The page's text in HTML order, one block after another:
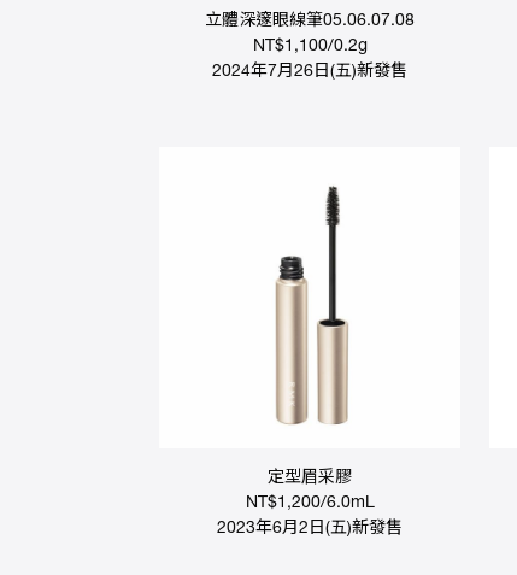
立體深邃眼線筆05.06.07.08
NT$1,100/0.2g
2024年7月26日(五)新發售
定型眉采膠
NT$1,200/6.0mL
2023年6月2日(五)新發售